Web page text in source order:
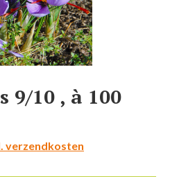
9/10 , à 100
verzendkosten